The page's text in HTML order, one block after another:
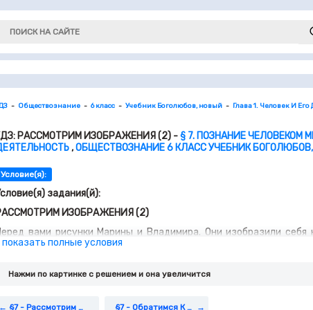
Обществознание 6 класс Учебник Боголюбов, новый Глава 1. Человек И Его
РАССМОТРИМ ИЗОБРАЖЕНИЯ (2) -§ 7. ПОЗНАНИЕ ЧЕЛОВЕКОМ
,ОБЩЕСТВОЗНАНИЕ 6 КЛАСС УЧЕБНИК
Условие(я):
задания(й):
ИЗОБРАЖЕНИЯ (2)
вами рисунки Марины и Владимира. Они изобразили себя
другими ребятами.
Марины самооценка занижена: она изобразила себя на самой
отношениях хуже своих друзей. Марина явно не знает себя,
себе плохую оценку. А Владимир, наоборот, пере­
ступеньке.
показать полные условия
Нажми по картинке c решением и она увеличится
§7 - Рассмотрим Изображения (1) §7 - Обратимся К Фактам